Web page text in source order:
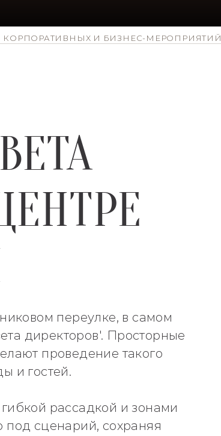
КОРПОРАТИВНЫХ И БИЗНЕС-МЕРОПРИЯТИЙ
переулке, в самом
директоров'. Просторные
проведение такого
и гостей.
рассадкой и зонами
под сценарий, сохраняя